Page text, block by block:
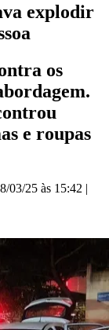
explodir
os
e roupas
03/25 às 15:42 |